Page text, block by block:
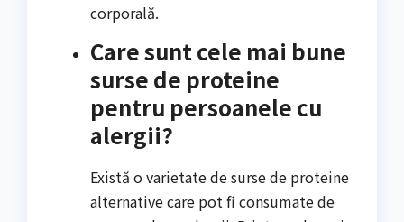
corporală.
Care sunt cele mai bune
surse de proteine
pentru persoanele cu
alergii?
Există o varietate de surse de proteine
alternative care pot fi consumate de